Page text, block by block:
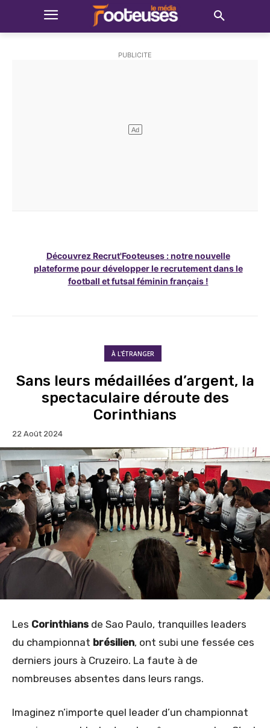
Découvrez Recrut'Footeuses : notre nouvelle
plateforme pour développer le recrutement dans le
football et futsal féminin français !
À L'ÉTRANGER
Sans leurs médaillées d’argent, la
spectaculaire déroute des
Corinthians
22 Août 2024
Les Corinthians de Sao Paulo, tranquilles leaders
du championnat brésilien, ont subi une fessée ces
derniers jours à Cruzeiro. La faute à de
nombreuses absentes dans leurs rangs.
Imaginez n’importe quel leader d’un championnat